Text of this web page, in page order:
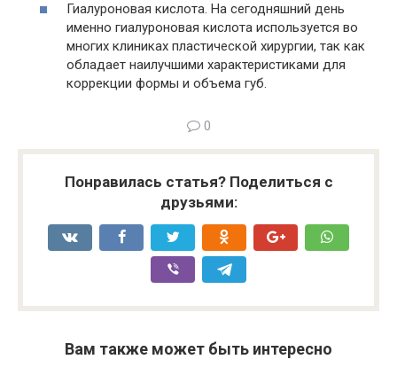
Гиалуроновая кислота. На сегодняшний день
именно гиалуроновая кислота используется во
многих клиниках пластической хирургии, так как
обладает наилучшими характеристиками для
коррекции формы и объема губ.
0
Понравилась статья? Поделиться с
друзьями:
Вам также может быть интересно